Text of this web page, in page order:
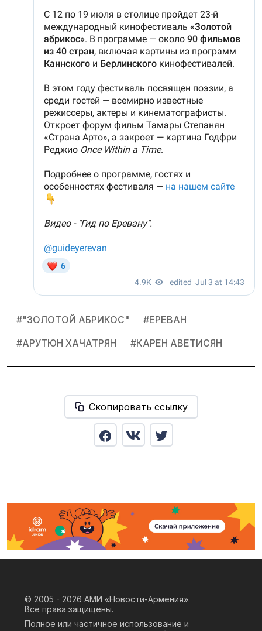
#"ЗОЛОТОЙ АБРИКОС" #ЕРЕВАН
#АРУТЮН ХАЧАТРЯН #КАРЕН АВЕТИСЯН
Скопировать ссылку
© 2005 - 2026 АМИ «Новости-Армения».
Все права защищены.
Полное или частичное использование и